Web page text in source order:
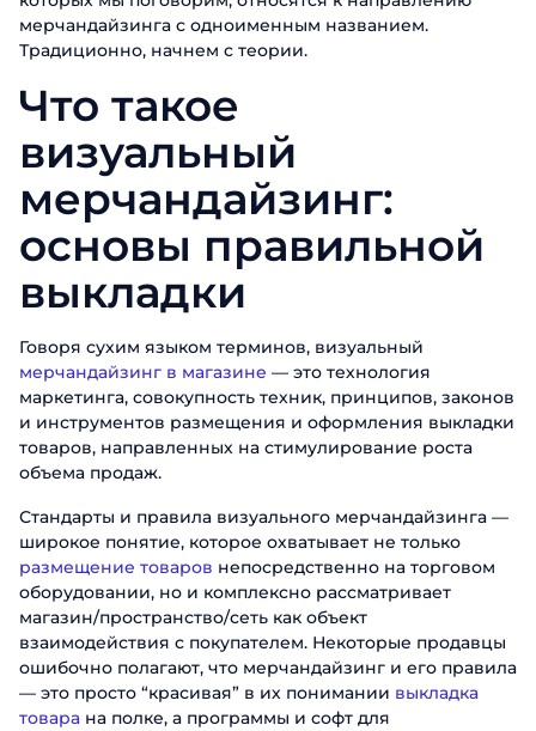
мерчандайзинга с одноименным названием.
Традиционно, начнем с теории.
Что такое
визуальный
мерчандайзинг:
основы правильной
выкладки
Говоря сухим языком терминов, визуальный
мерчандайзинг в магазине — это технология
маркетинга, совокупность техник, принципов, законов
и инструментов размещения и оформления выкладки
товаров, направленных на стимулирование роста
объема продаж.
Стандарты и правила визуального мерчандайзинга —
широкое понятие, которое охватывает не только
размещение товаров непосредственно на торговом
оборудовании, но и комплексно рассматривает
магазин/пространство/сеть как объект
взаимодействия с покупателем. Некоторые продавцы
ошибочно полагают, что мерчандайзинг и его правила
— это просто “красивая” в их понимании выкладка
товара на полке, а программы и софт для